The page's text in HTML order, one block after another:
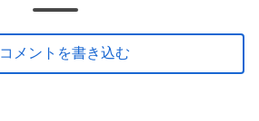
コメントを書き込む